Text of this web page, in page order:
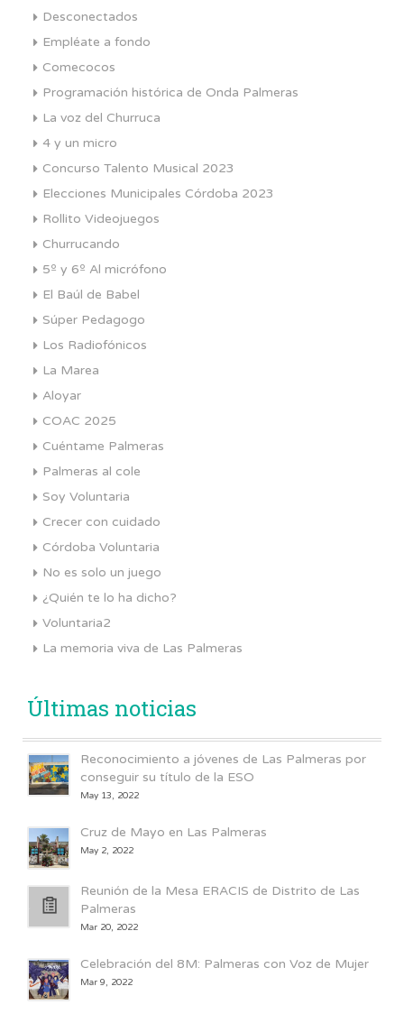
Desconectados
Empléate a fondo
Comecocos
Programación histórica de Onda Palmeras
La voz del Churruca
4 y un micro
Concurso Talento Musical 2023
Elecciones Municipales Córdoba 2023
Rollito Videojuegos
Churrucando
5º y 6º Al micrófono
El Baúl de Babel
Súper Pedagogo
Los Radiofónicos
La Marea
Aloyar
COAC 2025
Cuéntame Palmeras
Palmeras al cole
Soy Voluntaria
Crecer con cuidado
Córdoba Voluntaria
No es solo un juego
¿Quién te lo ha dicho?
Voluntaria2
La memoria viva de Las Palmeras
Últimas noticias
Reconocimiento a jóvenes de Las Palmeras por
conseguir su título de la ESO
May 13, 2022
Cruz de Mayo en Las Palmeras
May 2, 2022
Reunión de la Mesa ERACIS de Distrito de Las
Palmeras
Mar 20, 2022
Celebración del 8M: Palmeras con Voz de Mujer
Mar 9, 2022